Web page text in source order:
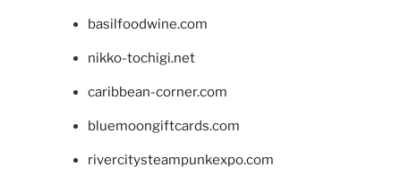
basilfoodwine.com
nikko-tochigi.net
caribbean-corner.com
bluemoongiftcards.com
rivercitysteampunkexpo.com